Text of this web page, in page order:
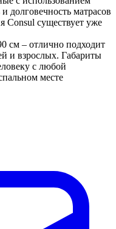
18 месяцев
компании — это одна
В ней представлены
превосходными
Все изделия
составляет
используются
с использованием
см – отлично подходит
и взрослых. Габариты
с любой
месте